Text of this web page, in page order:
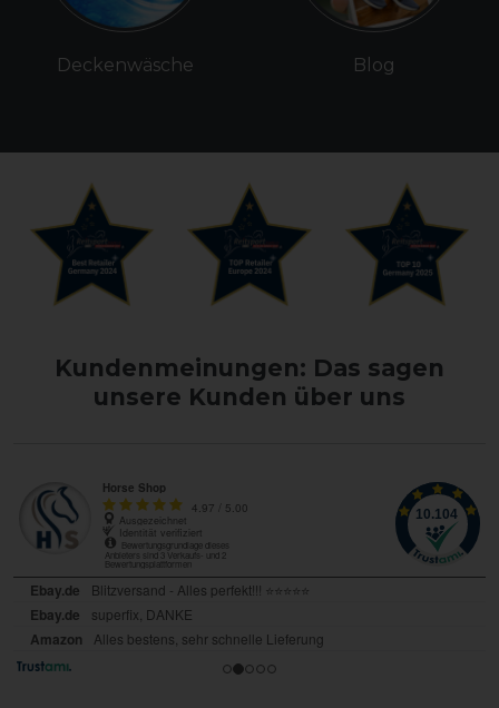
Deckenwäsche Blog
Kundenmeinungen: Das sagen
unsere Kunden über uns